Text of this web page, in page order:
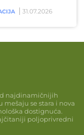
31.07.2026
najdinamičnijih
se stara i nova
dostignuća.
poljoprivredni